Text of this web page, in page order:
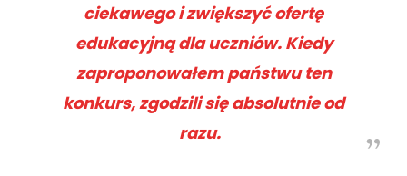
ciekawego i zwiększyć ofertę
edukacyjną dla uczniów. Kiedy
zaproponowałem państwu ten
konkurs, zgodzili się absolutnie od
razu.